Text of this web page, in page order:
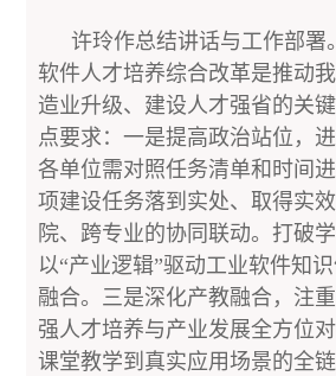
许玲作总结讲话与工作部署
软件人才培养综合改革是推动
造业升级、建设人才强省的关
点要求：一是提高政治站位，
各单位需对照任务清单和时间
项建设任务落到实处、取得实
院、跨专业的协同联动。打破
以“产业逻辑”驱动工业软件知
融合。三是深化产教融合，注
强人才培养与产业发展全方位
课堂教学到真实应用场景的全